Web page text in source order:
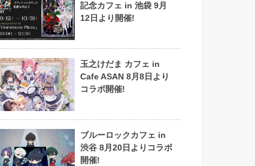
記念カフェ in 池袋 9月
12日より開催!
玉之けだま カフェ in
Cafe ASAN 8月8日より
コラボ開催!
ブルーロックカフェ in
渋谷 8月20日よりコラボ
開催!